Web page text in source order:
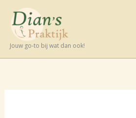
naar
inhoud
Jouw go-to bij wat dan ook!